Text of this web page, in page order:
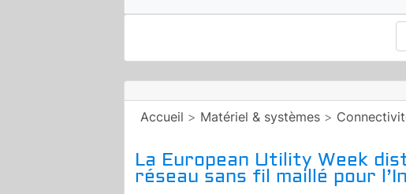
Accueil > Matériel & systèmes >
La European Utility Week
réseau sans fil maillé pour